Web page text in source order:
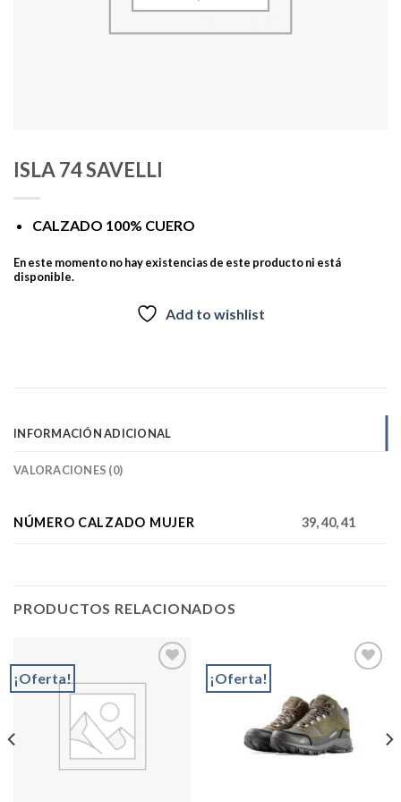
ISLA 74 SAVELLI
CALZADO 100% CUERO
En este momento no hay existencias de este producto ni está
disponible.
Add to wishlist
INFORMACIÓN ADICIONAL
VALORACIONES (0)
NÚMERO CALZADO MUJER 39, 40, 41
PRODUCTOS RELACIONADOS
¡Oferta! ¡Oferta!
Add to
wishlist